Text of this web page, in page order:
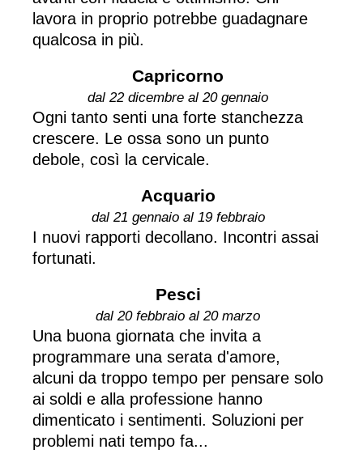
lavora in proprio potrebbe guadagnare
qualcosa in più.
Capricorno
dal 22 dicembre al 20 gennaio
Ogni tanto senti una forte stanchezza
crescere. Le ossa sono un punto
debole, così la cervicale.
Acquario
dal 21 gennaio al 19 febbraio
I nuovi rapporti decollano. Incontri assai
fortunati.
Pesci
dal 20 febbraio al 20 marzo
Una buona giornata che invita a
programmare una serata d'amore,
alcuni da troppo tempo per pensare solo
ai soldi e alla professione hanno
dimenticato i sentimenti. Soluzioni per
problemi nati tempo fa...